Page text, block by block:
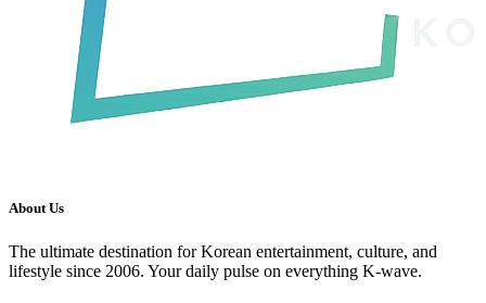
About Us
The ultimate destination for Korean entertainment, culture, and
lifestyle since 2006. Your daily pulse on everything K-wave.